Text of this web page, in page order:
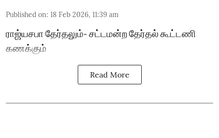
Published on: 18 Feb 2026, 11:39 am
ராஜ்யசபா தேர்தலும்- சட்டமன்ற தேர்தல் கூட்டணி
கணக்கும்
Read More